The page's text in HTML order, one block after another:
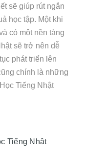
sẽ giúp rút ngắn
học tập. Một khi
có một nền tảng
sẽ trở nên dễ
phát triển lên
chính là những
Tiếng Nhật
Tiếng Nhật